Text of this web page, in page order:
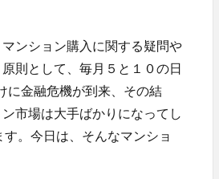
ンション購入に関する疑問や
則として、毎月５と１０の日
に金融危機が到来、その結
市場は大手ばかりになってし
。今日は、そんなマンショ